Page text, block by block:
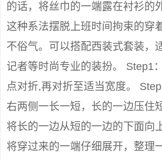
的话，将丝巾的一端露在衬衫的
这种系法摆脱上班时间拘束的穿
不俗气。可以搭配西装式套装，
记者等时尚专业的装扮。 Step1
点对折,再对折至适当宽度。
右两侧一长一短，长的一边压住
将长的一边从短的一边的下面向
将穿过来的一端仔细展开，整理